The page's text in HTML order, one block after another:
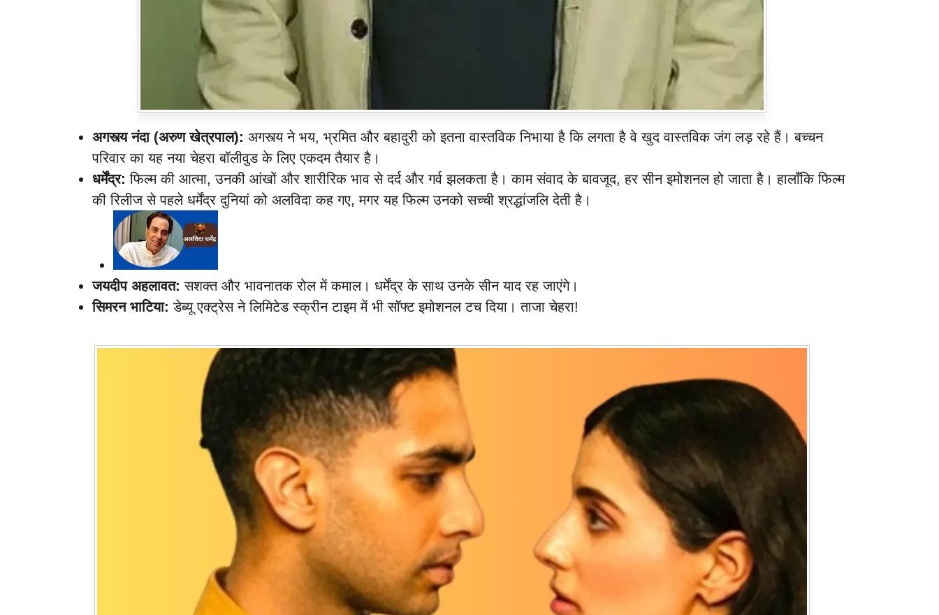
अगस्त्य नंदा (अरुण खेत्रपाल): अगस्त्य ने भय, भ्रमित और बहादुरी को इतना वास्तविक निभाया है कि लगता है वे खुद वास्तविक जंग लड़ रहे हैं। बच्चन
परिवार का यह नया चेहरा बॉलीवुड के लिए एकदम तैयार है।
धर्मेंद्र: फिल्म की आत्मा, उनकी आंखों और शारीरिक भाव से दर्द और गर्व झलकता है। काम संवाद के बावजूद, हर सीन इमोशनल हो जाता है। हालाँकि फिल्म
की रिलीज से पहले धर्मेंद्र दुनियां को अलविदा कह गए, मगर यह फिल्म उनको सच्ची श्रद्धांजलि देती है।
जयदीप अहलावत: सशक्त और भावनातक रोल में कमाल। धर्मेंद्र के साथ उनके सीन याद रह जाएंगे।
सिमरन भाटिया: डेब्यू एक्ट्रेस ने लिमिटेड स्क्रीन टाइम में भी सॉफ्ट इमोशनल टच दिया। ताजा चेहरा!